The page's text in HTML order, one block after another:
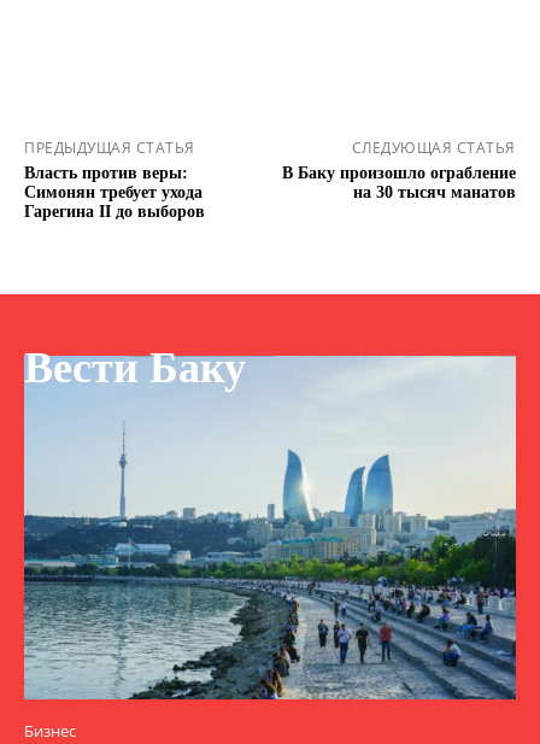
ПРЕДЫДУЩАЯ СТАТЬЯ
Власть против веры:
Симонян требует ухода
Гарегина II до выборов
СЛЕДУЮЩАЯ СТАТЬЯ
В Баку произошло ограбление
на 30 тысяч манатов
Вести Баку
Бизнес